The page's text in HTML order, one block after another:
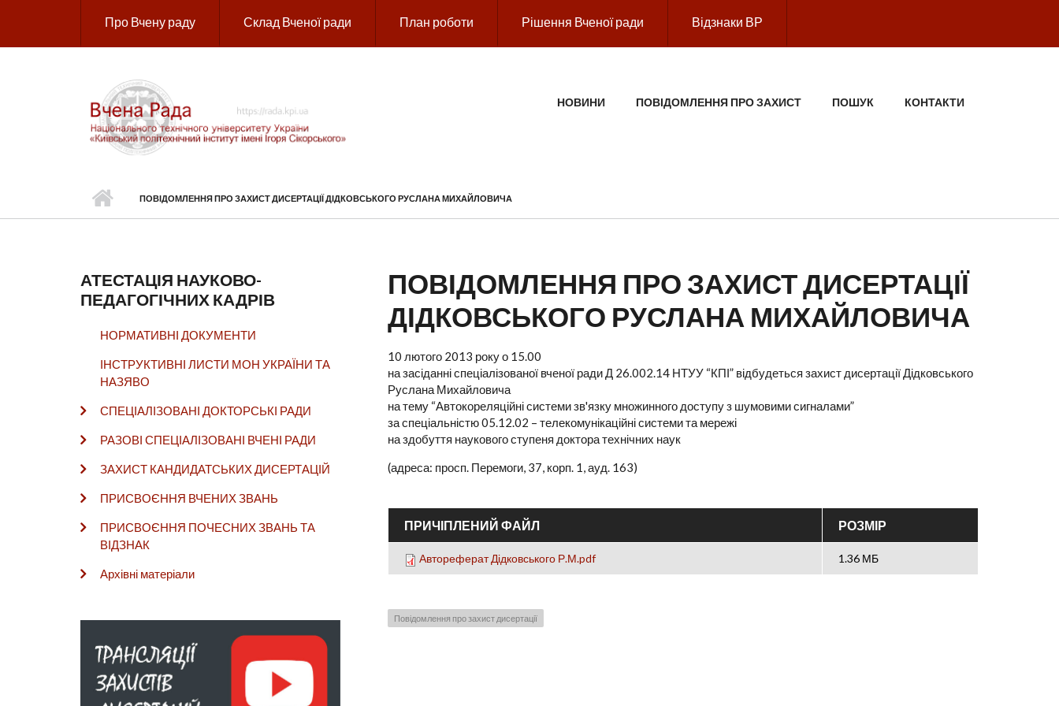
Про Вчену раду Склад Вченої ради План роботи Рішення Вченої ради Відзнаки ВР
ГОЛОВНЕ МЕНЮНОВИНИ ПОВІДОМЛЕННЯ ПРО ЗАХИСТ ПОШУК КОНТАКТИ
ПОВІДОМЛЕННЯ ПРО ЗАХИСТ ДИСЕРТАЦІЇ ДІДКОВСЬКОГО РУСЛАНА МИХАЙЛОВИЧА
АТЕСТАЦІЯ НАУКОВО-
ПЕДАГОГІЧНИХ КАДРІВ
НОРМАТИВНІ ДОКУМЕНТИ
ІНСТРУКТИВНІ ЛИСТИ МОН УКРАЇНИ ТА
НАЗЯВО
СПЕЦІАЛІЗОВАНІ ДОКТОРСЬКІ РАДИ
РАЗОВІ СПЕЦІАЛІЗОВАНІ ВЧЕНІ РАДИ
ЗАХИСТ КАНДИДАТСЬКИХ ДИСЕРТАЦІЙ
ПРИСВОЄННЯ ВЧЕНИХ ЗВАНЬ
ПРИСВОЄННЯ ПОЧЕСНИХ ЗВАНЬ ТА
ВІДЗНАК
Архівні матеріали
ПОВІДОМЛЕННЯ ПРО ЗАХИСТ ДИСЕРТАЦІЇ
ДІДКОВСЬКОГО РУСЛАНА МИХАЙЛОВИЧА
10 лютого 2013 року о 15.00
на засіданні спеціалізованої вченої ради Д 26.002.14 НТУУ “КПІ” відбудеться захист дисертації Дідковського
Руслана Михайловича
на тему “Автокореляційні системи зв'язку множинного доступу з шумовими сигналами”
за спеціальністю 05.12.02 – телекомунікаційні системи та мережі
на здобуття наукового ступеня доктора технічних наук
(адреса: просп. Перемоги, 37, корп. 1, ауд. 163)
ПРИЧІПЛЕНИЙ ФАЙЛ РОЗМІР
Автореферат Дідковського Р.М.pdf 1.36 МБ
Повідомлення про захист дисертації